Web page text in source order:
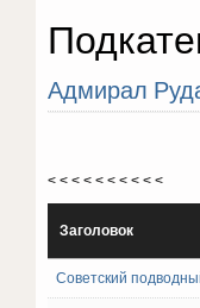
Адмирал
< < < < < < < < < <
Заголовок
Советский